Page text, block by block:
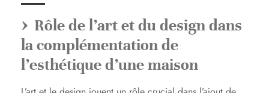
Rôle de l’art et du design dans
la complémentation de
l’esthétique d’une maison